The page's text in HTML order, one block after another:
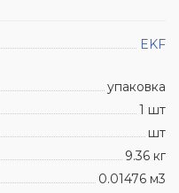
EKF
упаковка
1 шт
шт
9.36 кг
0.01476 м3